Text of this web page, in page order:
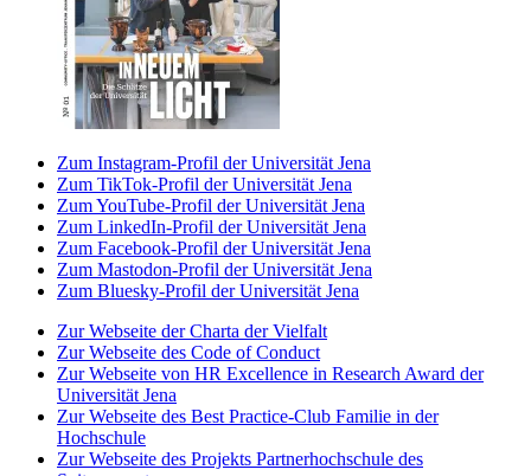
Zum Instagram-Profil der Universität Jena
Zum TikTok-Profil der Universität Jena
Zum YouTube-Profil der Universität Jena
Zum LinkedIn-Profil der Universität Jena
Zum Facebook-Profil der Universität Jena
Zum Mastodon-Profil der Universität Jena
Zum Bluesky-Profil der Universität Jena
Zur Webseite der Charta der Vielfalt
Zur Webseite des Code of Conduct
Zur Webseite von HR Excellence in Research Award der
Universität Jena
Zur Webseite des Best Practice-Club Familie in der
Hochschule
Zur Webseite des Projekts Partnerhochschule des